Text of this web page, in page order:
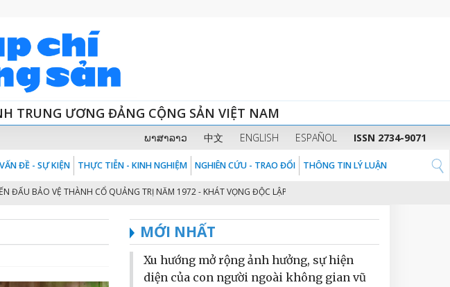
TRUNG ƯƠNG ĐẢNG CỘNG SẢN VIỆT NAM
ພາສາລາວ 中文 ENGLISH ESPAÑOL ISSN 2734-9071
ĐỀ - SỰ KIỆN THỰC TIỄN - KINH NGHIỆM NGHIÊN CỨU - TRAO ĐỔI THÔNG TIN LÝ LUẬN
BẢO VỆ THÀNH CỔ QUẢNG TRỊ NĂM 1972 - KHÁT VỌNG ĐỘC LẬP, TỰ DO CỦA DÂN TỘC VIỆT NAM
MỚI NHẤT
Xu hướng mở rộng ảnh hưởng, sự hiện
diện của con người ngoài không gian vũ